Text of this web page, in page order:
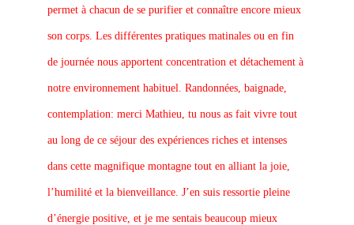
permet à chacun de se purifier et connaître encore mieux
son corps. Les différentes pratiques matinales ou en fin
de journée nous apportent concentration et détachement à
notre environnement habituel. Randonnées, baignade,
contemplation: merci Mathieu, tu nous as fait vivre tout
au long de ce séjour des expériences riches et intenses
dans cette magnifique montagne tout en alliant la joie,
l’humilité et la bienveillance. J’en suis ressortie pleine
d’énergie positive, et je me sentais beaucoup mieux